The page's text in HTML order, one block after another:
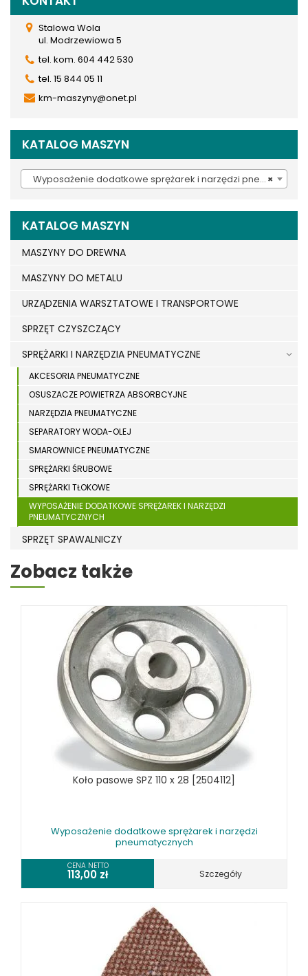
Stalowa Wola
ul. Modrzewiowa 5
tel. kom. 604 442 530
tel. 15 844 05 11
km-maszyny@onet.pl
KATALOG MASZYN
×
Wyposażenie dodatkowe sprężarek i narzędzi pneumatycznych (380)
KATALOG MASZYN
MASZYNY DO DREWNA
MASZYNY DO METALU
URZĄDZENIA WARSZTATOWE I TRANSPORTOWE
SPRZĘT CZYSZCZĄCY
SPRĘŻARKI I NARZĘDZIA PNEUMATYCZNE
AKCESORIA PNEUMATYCZNE
OSUSZACZE POWIETRZA ABSORBCYJNE
NARZĘDZIA PNEUMATYCZNE
SEPARATORY WODA-OLEJ
SMAROWNICE PNEUMATYCZNE
SPRĘŻARKI ŚRUBOWE
SPRĘŻARKI TŁOKOWE
WYPOSAŻENIE DODATKOWE SPRĘŻAREK I NARZĘDZI
PNEUMATYCZNYCH
SPRZĘT SPAWALNICZY
RÓŻNE OKAZJE
KOSZT DOSTAWY
Zobacz także
Koło pasowe SPZ 110 x 28 [2504112]
Wyposażenie dodatkowe sprężarek i narzędzi
pneumatycznych
CENA NETTO
113,00 zł Szczegóły